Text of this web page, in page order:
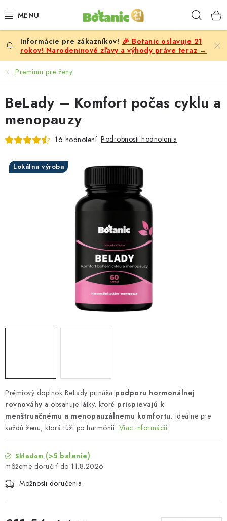
na
PREMIUM
DOPLNKY STRAVY
CIELE
POTRAVINY A NÁPOJE
ZLOŽKY
Recenzie
Vernostný program
Prečo Botanic?
Kontakty
🎉 Botanic oslavuje 21
rokov! Narodeninové zľavy a výhody práve teraz →
Premium pre ženy
Prémiový doplnok BeLady prináša podporu hormonálnej
rovnováhy a obsahuje látky, ktoré prispievajú k
menštruačnému a menopauzálnemu komfortu. Ideálne pre
každú ženu, ktorá túži po harmónii. Viac informácií
Skladom (>5 balenie)
11.8.2026
Možnosti doručenia
BeLady – Komfort počas cyklu a
menopauzy
16 hodnotení Podrobnosti hodnotenia
Lokálna výroba